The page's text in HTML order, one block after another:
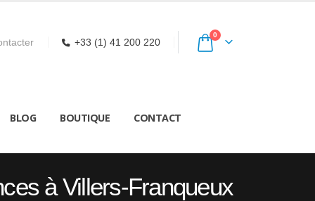
+33 (1) 41 200 220
0
BLOG BOUTIQUE CONTACT
à Villers-Franqueux